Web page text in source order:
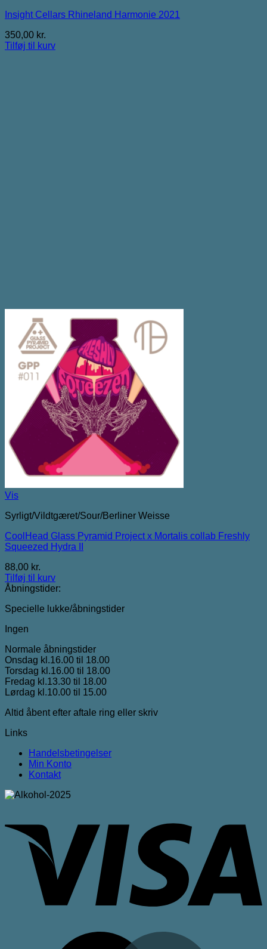
Insight Cellars Rhineland Harmonie 2021
350,00 kr.
Tilføj til kurv
Vis
Syrligt/Vildtgæret/Sour/Berliner Weisse
CoolHead Glass Pyramid Project x Mortalis collab Freshly
Squeezed Hydra II
88,00 kr.
Tilføj til kurv
Åbningstider:
Specielle lukke/åbningstider
Ingen
Normale åbningstider
Onsdag kl.16.00 til 18.00
Torsdag kl.16.00 til 18.00
Fredag kl.13.30 til 18.00
Lørdag kl.10.00 til 15.00
Altid åbent efter aftale ring eller skriv
Links
Handelsbetingelser
Min Konto
Kontakt